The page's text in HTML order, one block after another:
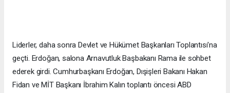
Liderler, daha sonra Devlet ve Hükümet Başkanları Toplantısı'na
geçti. Erdoğan, salona Arnavutluk Başbakanı Rama ile sohbet
ederek girdi. Cumhurbaşkanı Erdoğan, Dışişleri Bakanı Hakan
Fidan ve MİT Başkanı İbrahim Kalın toplantı öncesi ABD